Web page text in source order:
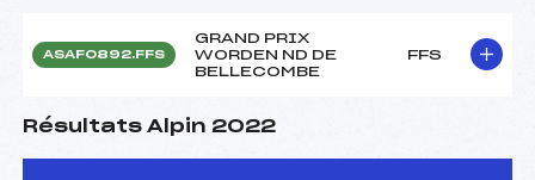
ASAF0892.FFS
GRAND PRIX
WORDEN ND DE
BELLECOMBE
FFS
Résultats Alpin 2022